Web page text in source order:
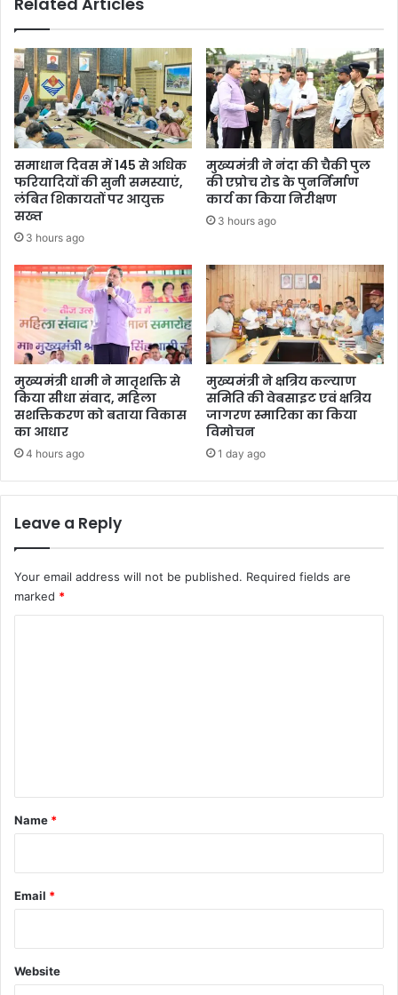
समाधान दिवस में 145 से अधिक
फरियादियों की सुनी समस्याएं,
लंबित शिकायतों पर आयुक्त
सख्त
3 hours ago
मुख्यमंत्री ने नंदा की चैकी पुल
की एप्रोच रोड के पुनर्निर्माण
कार्य का किया निरीक्षण
3 hours ago
मुख्यमंत्री धामी ने मातृशक्ति से
किया सीधा संवाद, महिला
सशक्तिकरण को बताया विकास
का आधार
4 hours ago
मुख्यमंत्री ने क्षत्रिय कल्याण
समिति की वेबसाइट एवं क्षत्रिय
जागरण स्मारिका का किया
विमोचन
1 day ago
Leave a Reply
Your email address will not be published. Required fields are
marked *
*
Name *
Email *
Website